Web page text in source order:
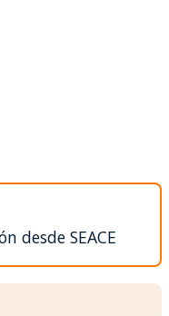
desde SEACE